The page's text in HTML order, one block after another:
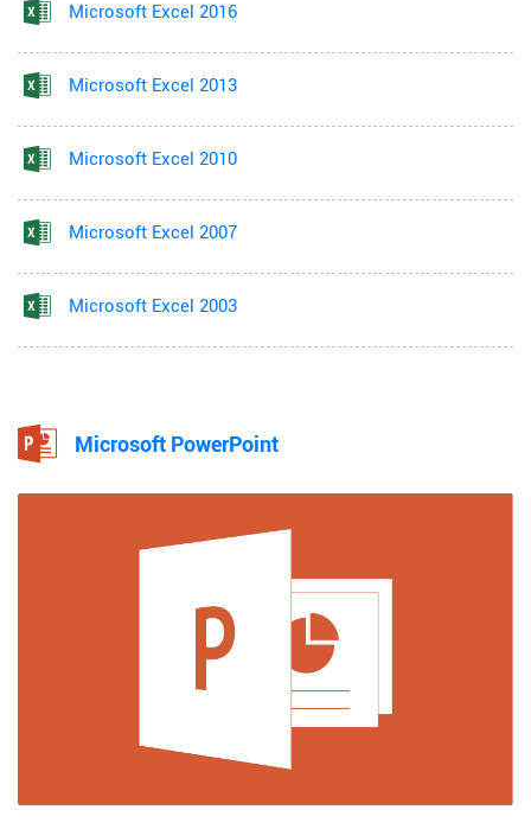
Microsoft Excel 2016
Microsoft Excel 2013
Microsoft Excel 2010
Microsoft Excel 2007
Microsoft Excel 2003
Microsoft PowerPoint